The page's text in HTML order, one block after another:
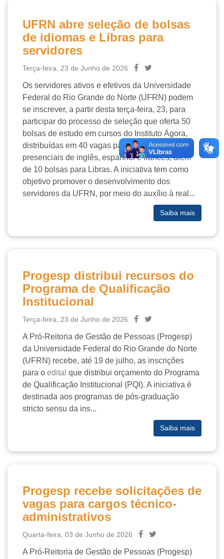
UFRN abre seleção de bolsas
de idiomas e Libras para
servidores
Terça-feira, 23 de Junho de 2026
Os servidores ativos e efetivos da Universidade
Federal do Rio Grande do Norte (UFRN) podem
se inscrever, a partir desta terça-feira, 23, para
participar do processo de seleção que oferta 50
bolsas de estudo em cursos do Instituto Ágora,
distribuídas em 40 vagas para os cursos
presenciais de inglês, espanhol e francês, além
de 10 bolsas para Libras. A iniciativa tem como
objetivo promover o desenvolvimento dos
servidores da UFRN, por meio do auxílio à real...
Saiba mais
Progesp distribui recursos do
Programa de Qualificação
Institucional
Terça-feira, 23 de Junho de 2026
A Pró-Reitoria de Gestão de Pessoas (Progesp)
da Universidade Federal do Rio Grande do Norte
(UFRN) recebe, até 19 de julho, as inscrições
para o edital que distribui orçamento do Programa
de Qualificação Institucional (PQI). A iniciativa é
destinada aos programas de pós-graduação
stricto sensu da ins...
Saiba mais
Progesp recebe solicitações de
vagas para cargos técnico-
administrativos
Quarta-feira, 03 de Junho de 2026
A Pró-Reitoria de Gestão de Pessoas (Progesp)